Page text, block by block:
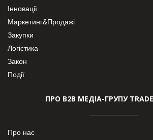
Інновації
Маркетинг&Продажі
Закупки
Логістика
Закон
Події
ПРО В2В МЕДІА-ГРУПУ
Про нас